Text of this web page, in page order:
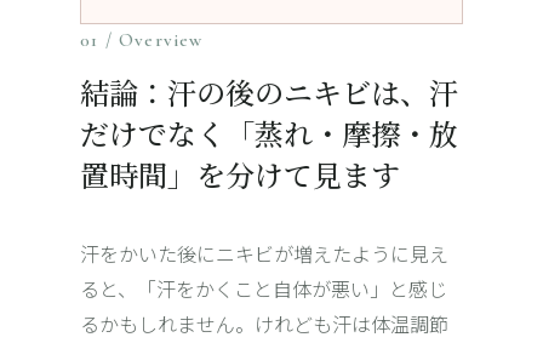
01 / Overview
結論：汗の後のニキビは、汗
だけでなく「蒸れ・摩擦・放
置時間」を分けて見ます
汗をかいた後にニキビが増えたように見え
ると、「汗をかくこと自体が悪い」と感じ
るかもしれません。けれども汗は体温調節